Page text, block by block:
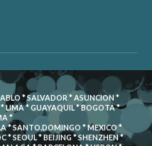
* SALVADOR * ASUNCION *
LIMA * GUAYAQUIL * BOGOTA *
*
* SANTO.DOMINGO * MEXICO *
* SEOUL * BEIJING * SHENZHEN *